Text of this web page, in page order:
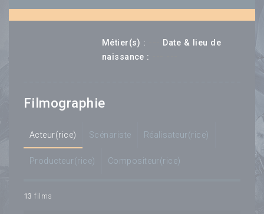
Métier(s) :
Date & lieu de
naissance :
Filmographie
Acteur(rice) Scénariste Réalisateur(rice)
Producteur(rice) Compositeur(rice)
13 films